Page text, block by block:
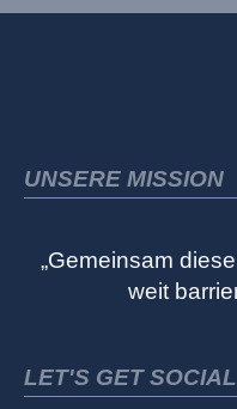
UNSERE MISSION
„Gemeinsam
weit
LET'S GET SOCIAL